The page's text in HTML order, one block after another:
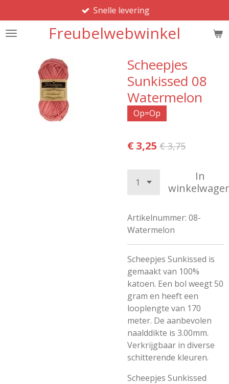
direct
naar
hoofdinhoud
Freubelwebwinkel
Snelle levering
Scheepjes
Sunkissed 08
Watermelon
Op=Op
€ 3,25 € 3,75
In
Artikelnummer: 08-
Watermelon
Scheepjes Sunkissed is
gemaakt van 100%
katoen. Een bol weegt 50
gram en heeft een
looplengte van 170
meter. De aanbevolen
naalddikte is 3.00mm.
Verkrijgbaar in diverse
schitterende kleuren.
Scheepjes Sunkissed